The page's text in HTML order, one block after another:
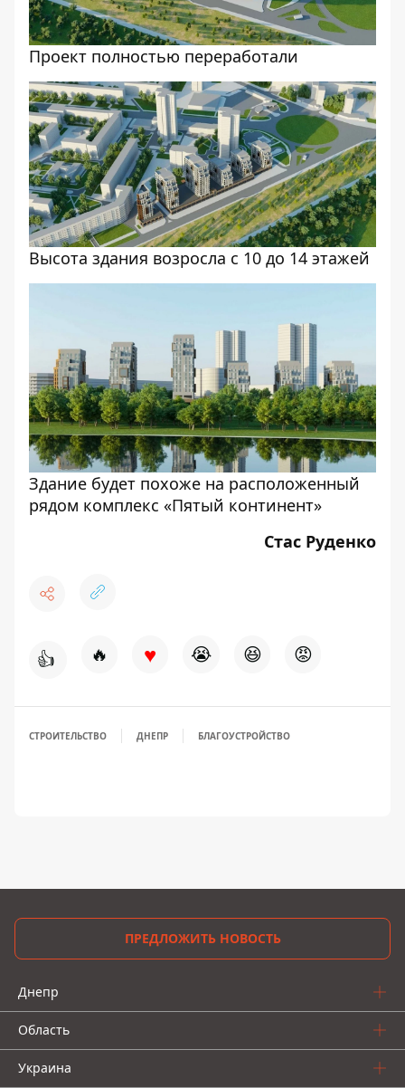
Проект полностью переработали
Высота здания возросла с 10 до 14 этажей
Здание будет похоже на расположенный
рядом комплекс «Пятый континент»
Стас Руденко
👍 🔥 ♥ 😭 😆 😡
СТРОИТЕЛЬСТВО ДНЕПР БЛАГОУСТРОЙСТВО
ПРЕДЛОЖИТЬ НОВОСТЬ
Днепр
Область
Украина